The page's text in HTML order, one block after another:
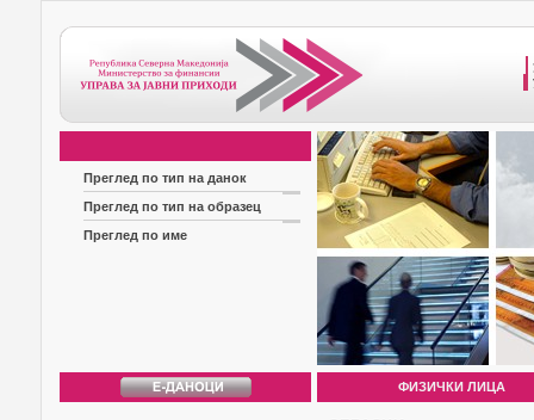
Преглед по тип на данок
Преглед по тип на образец
Преглед по име
ФИЗИЧКИ ЛИЦА